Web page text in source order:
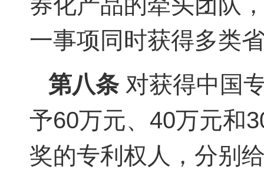
一事项同时获得多类
第八条对获得中国
予60万元、40万元和
奖的专利权人，分别